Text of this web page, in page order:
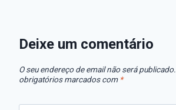
Deixe um comentário
O seu endereço de email não será publicado.
obrigatórios marcados com *